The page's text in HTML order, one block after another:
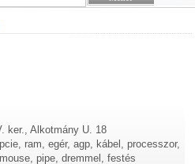
ker., Alkotmány U. 18
ram, egér, agp, kábel, processzor,
pipe, dremmel, festés